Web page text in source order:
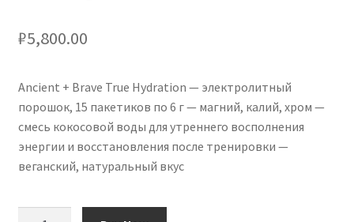
₽5,800.00
Ancient + Brave True Hydration — электролитный
порошок, 15 пакетиков по 6 г — магний, калий, хром —
смесь кокосовой воды для утреннего восполнения
энергии и восстановления после тренировки —
веганский, натуральный вкус